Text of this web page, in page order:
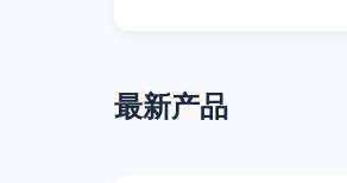
最新产品